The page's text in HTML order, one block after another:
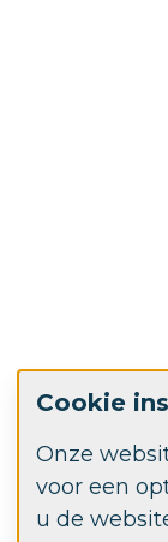
Cookie
Onze
voor een
u de